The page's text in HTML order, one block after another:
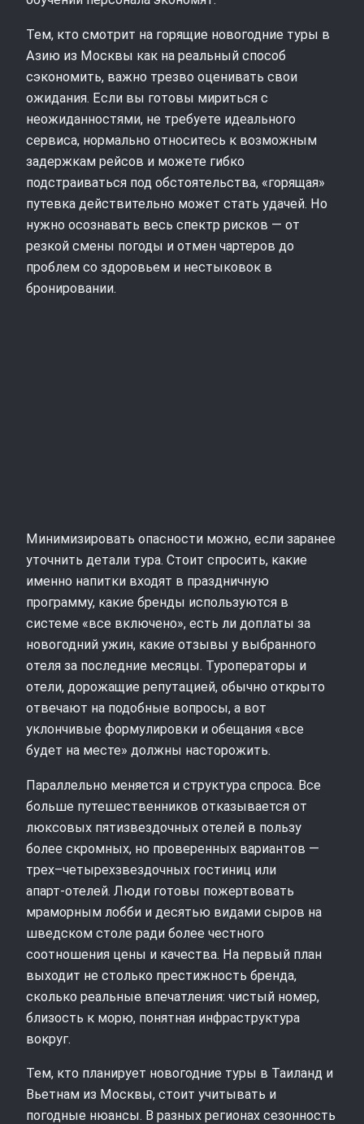
Тем, кто смотрит на горящие новогодние туры в
Азию из Москвы как на реальный способ
сэкономить, важно трезво оценивать свои
ожидания. Если вы готовы мириться с
неожиданностями, не требуете идеального
сервиса, нормально относитесь к возможным
задержкам рейсов и можете гибко
подстраиваться под обстоятельства, «горящая»
путевка действительно может стать удачей. Но
нужно осознавать весь спектр рисков — от
резкой смены погоды и отмен чартеров до
проблем со здоровьем и нестыковок в
бронировании.
Минимизировать опасности можно, если заранее
уточнить детали тура. Стоит спросить, какие
именно напитки входят в праздничную
программу, какие бренды используются в
системе «все включено», есть ли доплаты за
новогодний ужин, какие отзывы у выбранного
отеля за последние месяцы. Туроператоры и
отели, дорожащие репутацией, обычно открыто
отвечают на подобные вопросы, а вот
уклончивые формулировки и обещания «все
будет на месте» должны насторожить.
Параллельно меняется и структура спроса. Все
больше путешественников отказывается от
люксовых пятизвездочных отелей в пользу
более скромных, но проверенных вариантов —
трех–четырехзвездочных гостиниц или
апарт‑отелей. Люди готовы пожертвовать
мраморным лобби и десятью видами сыров на
шведском столе ради более честного
соотношения цены и качества. На первый план
выходит не столько престижность бренда,
сколько реальные впечатления: чистый номер,
близость к морю, понятная инфраструктура
вокруг.
Тем, кто планирует новогодние туры в Таиланд и
Вьетнам из Москвы, стоит учитывать и
погодные нюансы. В разных регионах сезонность